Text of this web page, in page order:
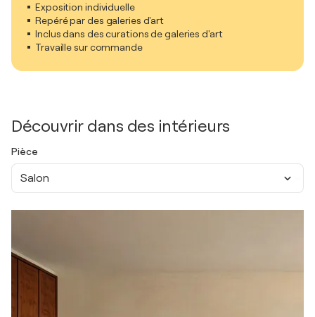
Exposition individuelle
Repéré par des galeries d'art
Inclus dans des curations de galeries d'art
Travaille sur commande
Découvrir dans des intérieurs
Pièce
Salon